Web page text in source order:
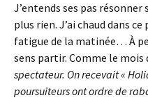
J’entends ses pas
plus rien. J’ai chaud dans
fatigue de la matinée… À
sens partir. Comme le mois
spectateur. On recevait «
poursuiteurs ont ordre de